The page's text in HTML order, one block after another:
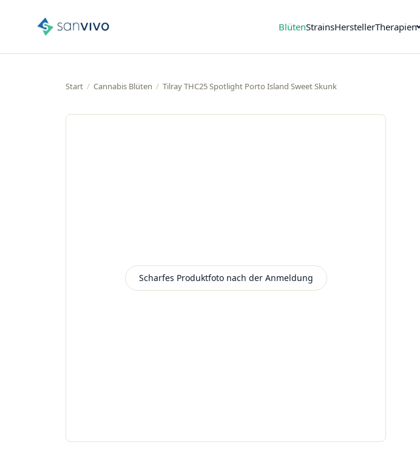
BlütenStrainsHerstellerTherapien
Start / Cannabis Blüten / Tilray THC25 Spotlight Porto Island Sweet Skunk
Scharfes Produktfoto nach der Anmeldung